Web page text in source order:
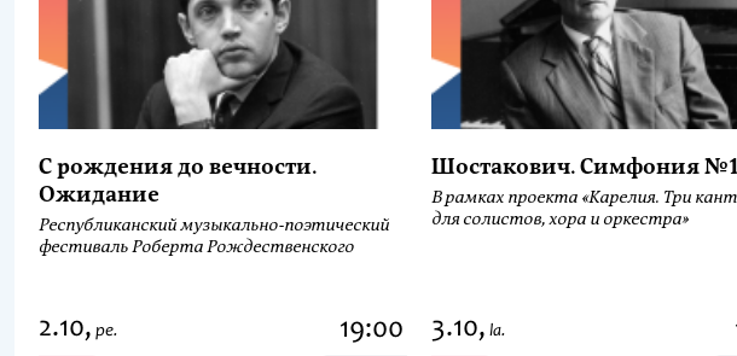
С рождения до вечности.
Ожидание
Республиканский музыкально-поэтический
фестиваль Роберта Рождественского
Шостакович. Симфония
В рамках проекта «Карелия. Три
для солистов, хора и оркестра»
2.10, pe. 19:00 3.10, la.